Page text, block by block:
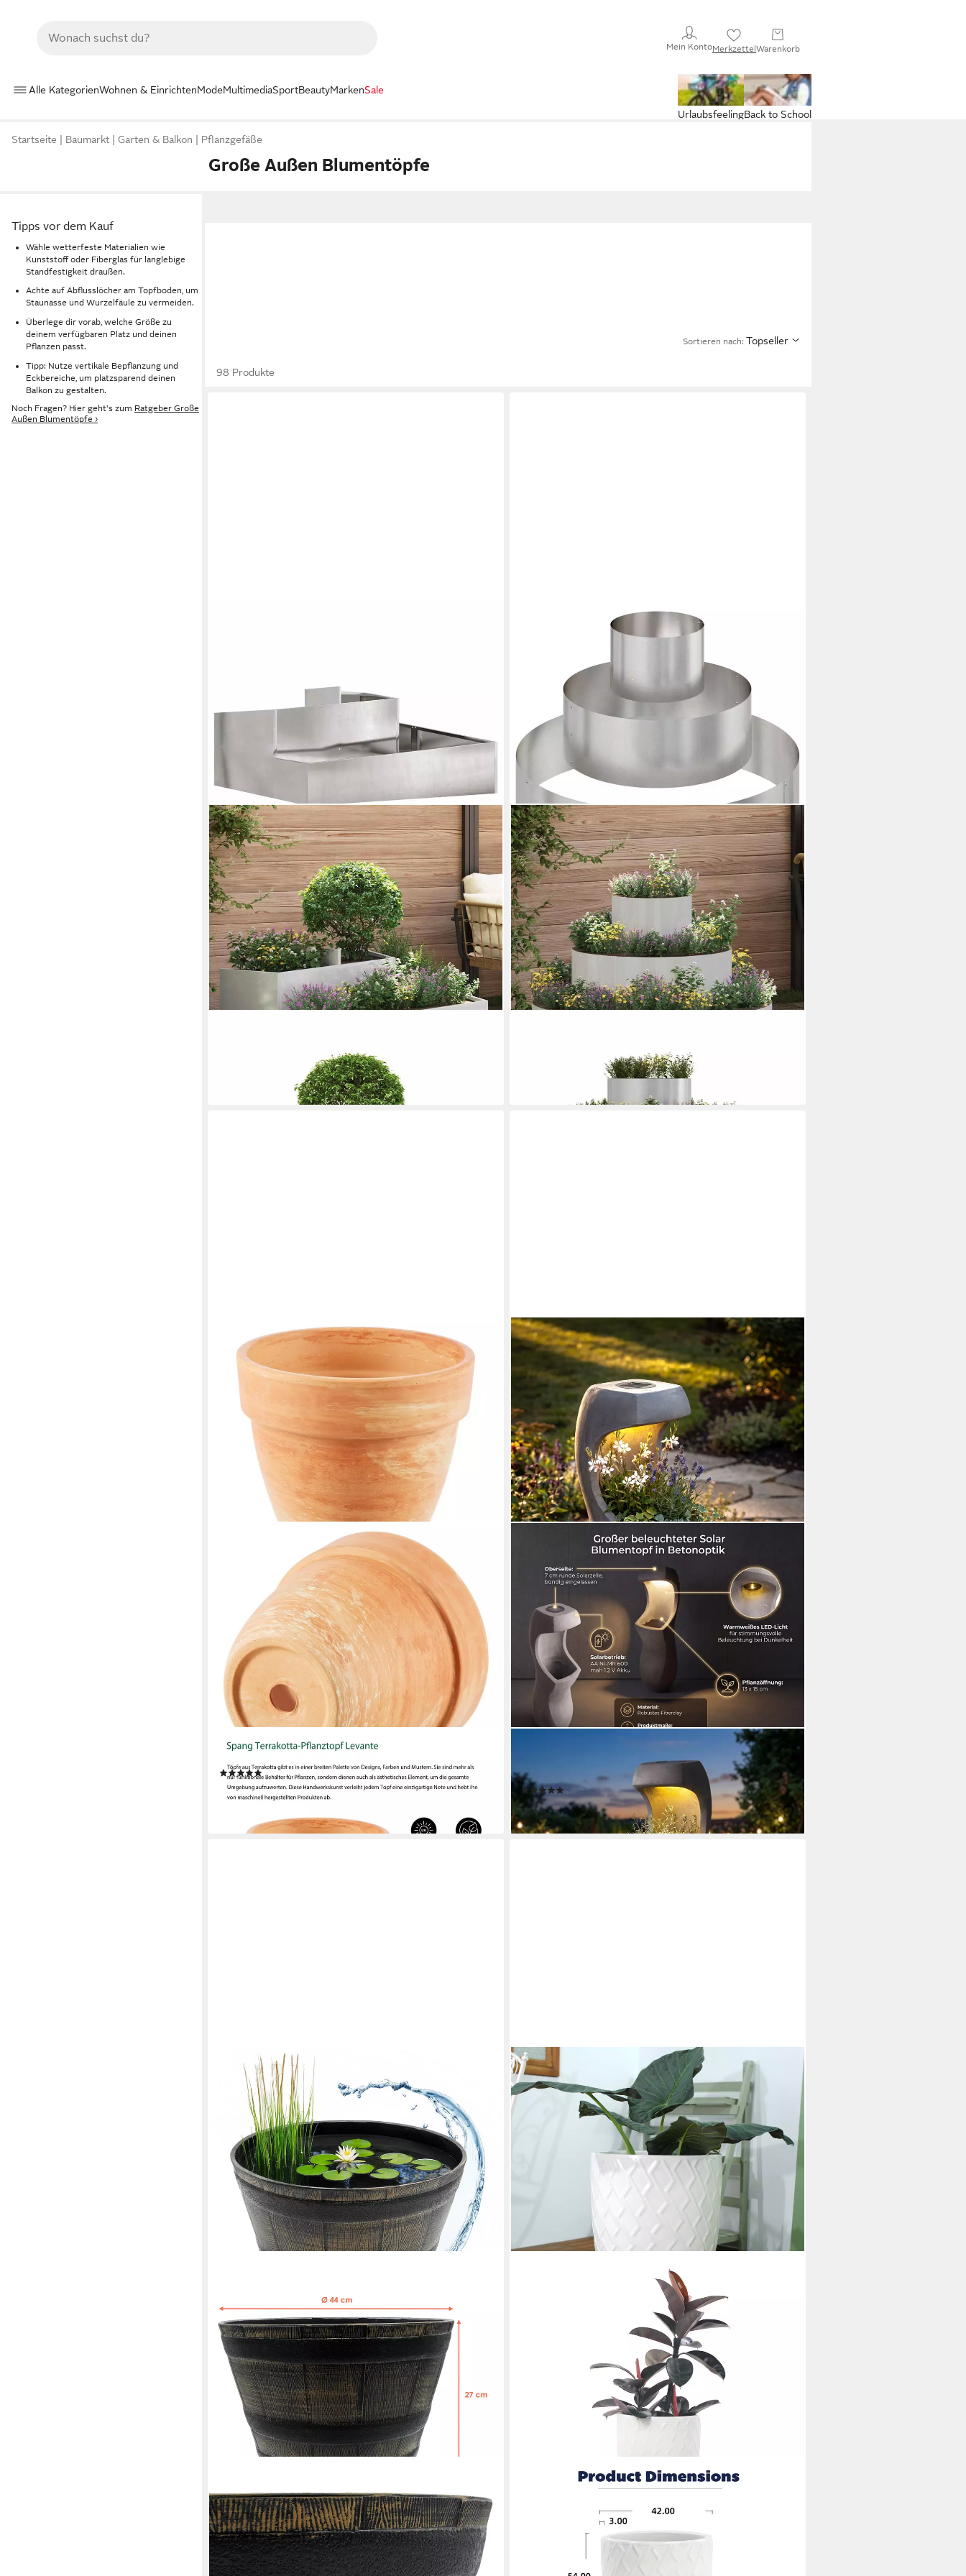
Mein KontoMerkzettelWarenkorb
Alle KategorienWohnen & EinrichtenModeMultimediaSportBeautyMarkenSale
Back to School
Urlaubsfeeling
Startseite Baumarkt Garten & Balkon Pflanzgefäße
Große Außen Blumentöpfe
Tipps vor dem Kauf
Wähle wetterfeste Materialien wie
Kunststoff oder Fiberglas für langlebige
Standfestigkeit draußen.
Achte auf Abflusslöcher am Topfboden, um
Staunässe und Wurzelfäule zu vermeiden.
Überlege dir vorab, welche Größe zu
deinem verfügbaren Platz und deinen
Pflanzen passt.
Tipp: Nutze vertikale Bepflanzung und
Eckbereiche, um platzsparend deinen
Balkon zu gestalten.
Noch Fragen? Hier geht's zum Ratgeber Große
Außen Blumentöpfe ›
Sortieren nach: Topseller
98 Produkte
lieferbar - in 5-6 Werktagen bei dir
DEHNER
(1)
21,99 €
lieferbar - in 2-3 Werktagen bei dir
Blumentopf Design Blumentopf mit LED Solarbeleuchtung
71 cm Betonoptik 7kg, Solar Gartenbeleuchtung
74,99 €
lieferbar - in 2-3 Werktagen bei dir
Optik (Anazhl, 1 St., Stück), in rustikalem Used Look
(4)
22,95 €
lieferbar - in 2-3 Werktagen bei dir
Blumentopf Großer Keramik Pflanztopf 42x54 cm,
handgefertigter Blumentopf, mit Rautenmuster frostsicher
Drainageloch, für Zimmerpflanzen Garten
339,99 €
lieferbar - in 6-7 Werktagen bei dir